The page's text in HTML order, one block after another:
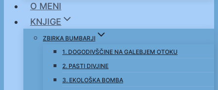
O MENI
KNJIGE
ZBIRKA BUMBARJI
1. DOGODIVŠČINE NA GALEBJEM OTOKU
2. PASTI DIVJINE
3. EKOLOŠKA BOMBA